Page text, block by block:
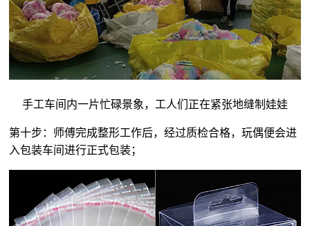
手工车间内一片忙碌景象，工人们正在紧张地缝制娃娃
第十步：师傅完成整形工作后，经过质检合格，玩偶便会进
入包装车间进行正式包装；